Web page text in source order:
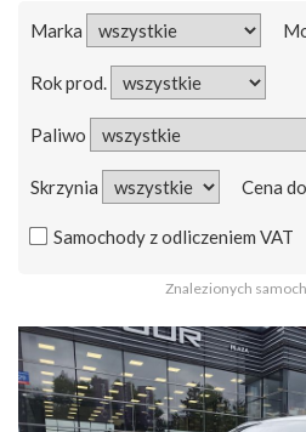
Marka
Rok prod.
Paliwo
Skrzynia Cena do
Samochody z odliczeniem VAT
Znalezionych